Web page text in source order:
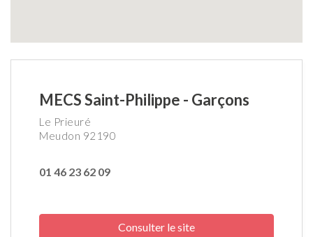
MECS Saint-Philippe - Garçons
Le Prieuré
Meudon 92190
01 46 23 62 09
Consulter le site